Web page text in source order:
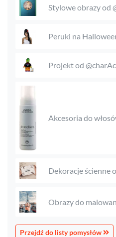
Stylowe obrazy od
Peruki na
Projekt od
Akcesoria do
Dekoracje ścienne
Obrazy do
Przejdź do listy pomysłów